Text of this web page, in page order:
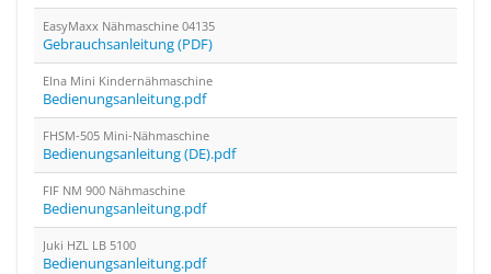
EasyMaxx Nähmaschine 04135
Gebrauchsanleitung (PDF)
Elna Mini Kindernähmaschine
Bedienungsanleitung.pdf
FHSM-505 Mini-Nähmaschine
Bedienungsanleitung (DE).pdf
FIF NM 900 Nähmaschine
Bedienungsanleitung.pdf
Juki HZL LB 5100
Bedienungsanleitung.pdf